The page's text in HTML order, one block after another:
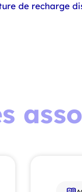
de recharge